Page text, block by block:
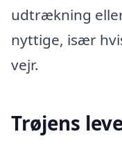
udtrækning
nyttige, især
vejr.
Trøjens